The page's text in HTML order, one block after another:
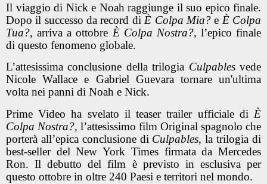
Il viaggio di Nick e Noah raggiunge il suo epico finale.
Dopo il successo da record di È Colpa Mia?e È Colpa
Tua?, arriva a ottobre È Colpa Nostra?, l’epico finale
di questo fenomeno globale.
L’attesissima conclusione della trilogia Culpablesvede
Nicole Wallace e Gabriel Guevara tornare un'ultima
volta nei panni di Noah e Nick.
Prime Video ha svelato il teaser trailer ufficiale di È
Colpa Nostra?, l’attesissimo film Original spagnolo che
porterà all’epica conclusione di Culpables, la trilogia di
best-seller del New York Times firmata da Mercedes
Ron. Il debutto del film è previsto in esclusiva per
questo ottobre in oltre 240 Paesi e territori nel mondo.